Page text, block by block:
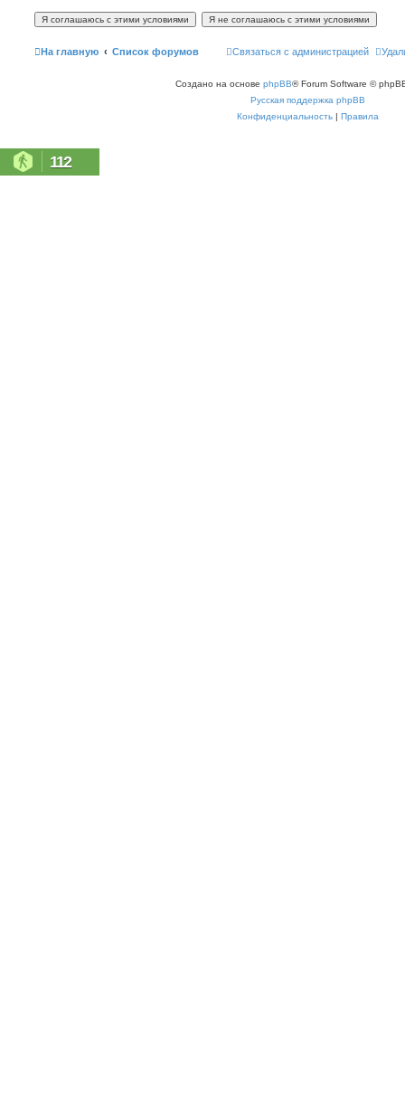
На главную Список форумов Связаться с администрацией
Создано на основе phpBB® Forum Software ©
Русская поддержка phpBB
Конфиденциальность | Правила
112